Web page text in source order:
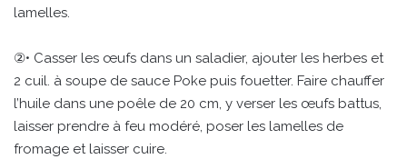
lamelles.
②• Casser les œufs dans un saladier, ajouter les herbes et
2 cuil. à soupe de sauce Poke puis fouetter. Faire chauffer
l’huile dans une poêle de 20 cm, y verser les œufs battus,
laisser prendre à feu modéré, poser les lamelles de
fromage et laisser cuire.